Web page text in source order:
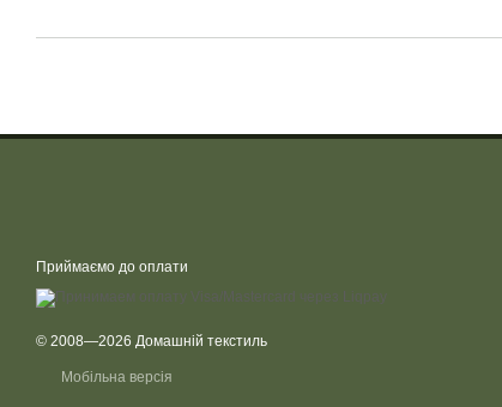
Приймаємо до оплати
© 2008—2026 Домашній текстиль
Мобільна версія